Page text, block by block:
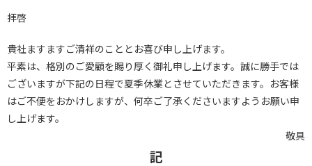
拝啓
貴社ますますご清祥のこととお喜び申し上げます。
平素は、格別のご愛顧を賜り厚く御礼申し上げます。誠に勝手では
ございますが下記の日程で夏季休業とさせていただきます。お客様
はご不便をおかけしますが、何卒ご了承くださいますようお願い申
し上げます。
敬具
記